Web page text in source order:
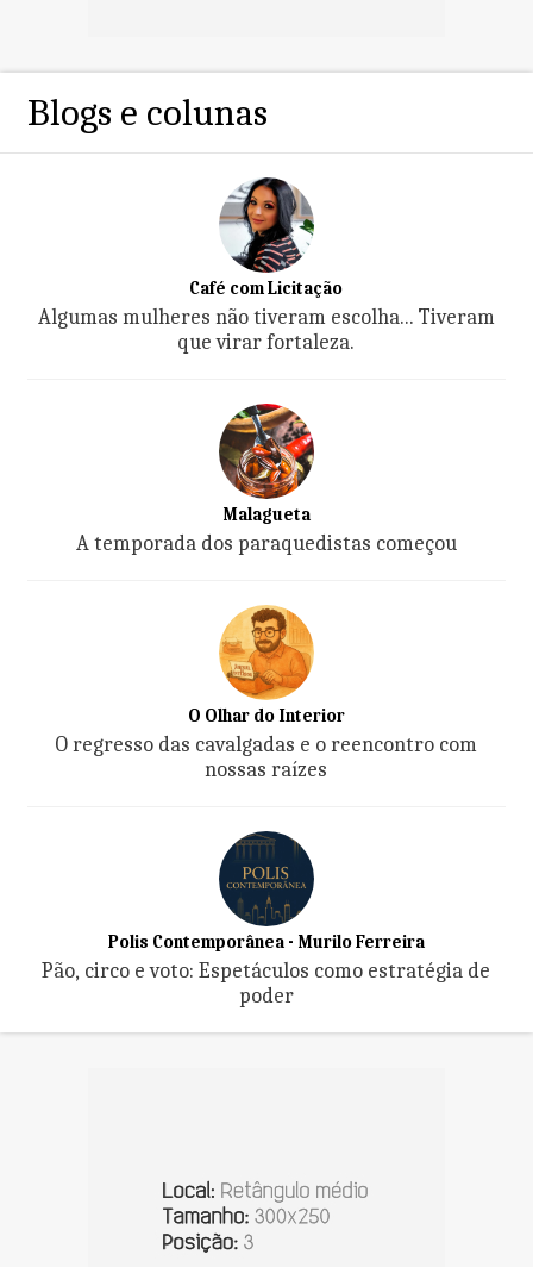
Blogs e colunas
Café com Licitação
Algumas mulheres não tiveram escolha... Tiveram
que virar fortaleza.
Malagueta
A temporada dos paraquedistas começou
O Olhar do Interior
O regresso das cavalgadas e o reencontro com
nossas raízes
Polis Contemporânea - Murilo Ferreira
Pão, circo e voto: Espetáculos como estratégia de
poder